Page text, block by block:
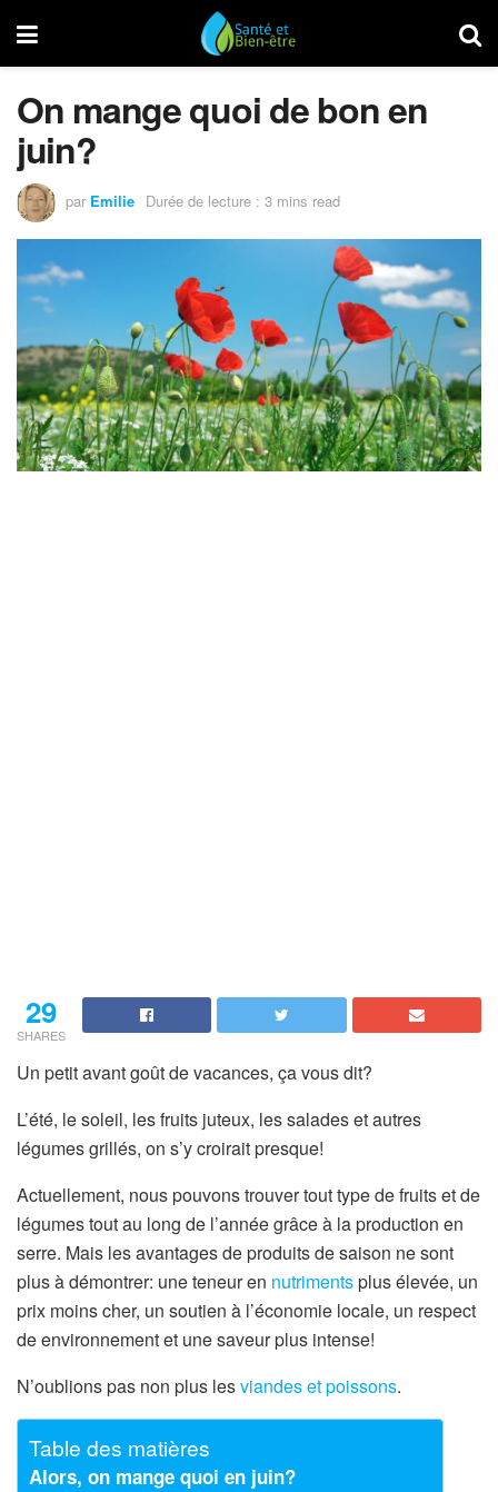
On mange quoi de bon en
juin?
par Emilie Durée de lecture : 3 mins read
29
SHARES
Un petit avant goût de vacances, ça vous dit?
L’été, le soleil, les fruits juteux, les salades et autres
légumes grillés, on s’y croirait presque!
Actuellement, nous pouvons trouver tout type de fruits et de
légumes tout au long de l’année grâce à la production en
serre. Mais les avantages de produits de saison ne sont
plus à démontrer: une teneur en nutrimentsplus élevée, un
prix moins cher, un soutien à l’économie locale, un respect
de environnement et une saveur plus intense!
N’oublions pas non plus lesviandes et poissons.
Table des matières
Alors, on mange quoi en juin?